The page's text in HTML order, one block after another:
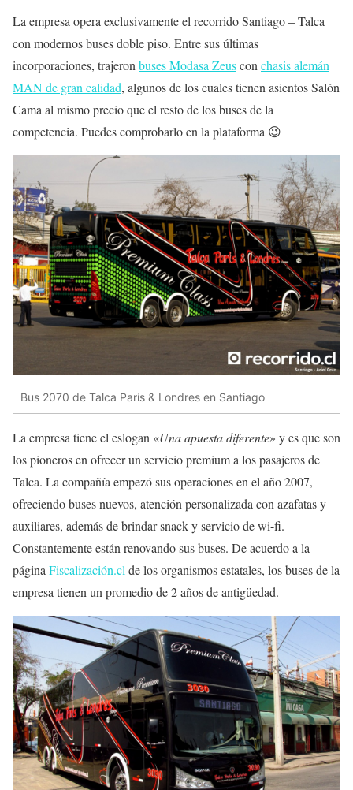
La empresa opera exclusivamente el recorrido Santiago – Talca
con modernos buses doble piso. Entre sus últimas
incorporaciones, trajeron buses Modasa Zeuscon chasis alemán
MAN de gran calidad, algunos de los cuales tienen asientos Salón
Cama al mismo precio que el resto de los buses de la
competencia. Puedes comprobarlo en la plataforma 😉
Bus 2070 de Talca París & Londres en Santiago
La empresa tiene el eslogan «Una apuesta diferente» y es que son
los pioneros en ofrecer un servicio premium a los pasajeros de
Talca. La compañía empezó sus operaciones en el año 2007,
ofreciendo buses nuevos, atención personalizada con azafatas y
auxiliares, además de brindar snack y servicio de wi-fi.
Constantemente están renovando sus buses. De acuerdo a la
páginaFiscalización.clde los organismos estatales, los buses de la
empresa tienen un promedio de 2 años de antigüedad.